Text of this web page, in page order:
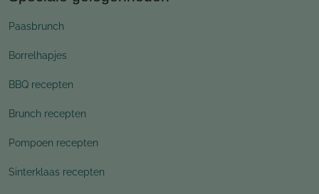
Paasbrunch
Borrelhapjes
BBQ recepten
Brunch recepten
Pompoen recepten
Sinterklaas recepten